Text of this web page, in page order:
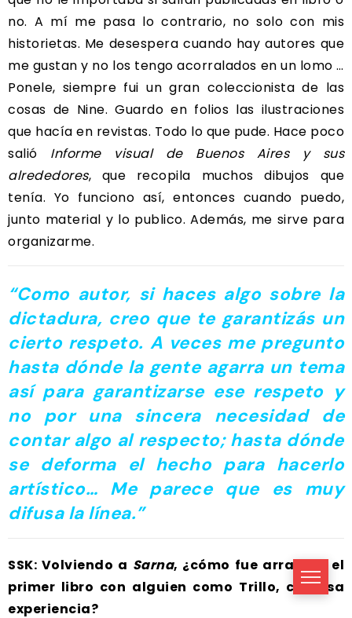
no. A mí me pasa lo contrario, no solo con mis
historietas. Me desespera cuando hay autores que
me gustan y no los tengo acorralados en un lomo …
Ponele, siempre fui un gran coleccionista de las
cosas de Nine. Guardo en folios las ilustraciones
que hacía en revistas. Todo lo que pude. Hace poco
salió Informe visual de Buenos Aires y sus
alrededores, que recopila muchos dibujos que
tenía. Yo funciono así, entonces cuando puedo,
junto material y lo publico. Además, me sirve para
organizarme.
“Como autor, si haces algo sobre la
dictadura, creo que te garantizás un
cierto respeto. A veces me pregunto
hasta dónde la gente agarra un tema
así para garantizarse ese respeto y
no por una sincera necesidad de
contar algo al respecto; hasta dónde
se deforma el hecho para hacerlo
artístico… Me parece que es muy
difusa la línea.”
SSK: Volviendo a Sarna, ¿cómo fue arrancar el
primer libro con alguien como Trillo, con esa
experiencia?